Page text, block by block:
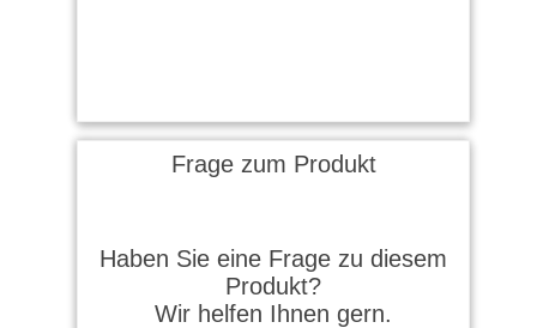
Frage zum Produkt
Haben Sie eine Frage zu diesem
Produkt?
Wir helfen Ihnen gern.